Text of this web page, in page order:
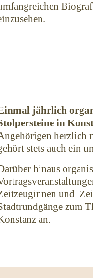
jährlich
in
herzlich
stets auch ein
hinaus
und
zum
an.